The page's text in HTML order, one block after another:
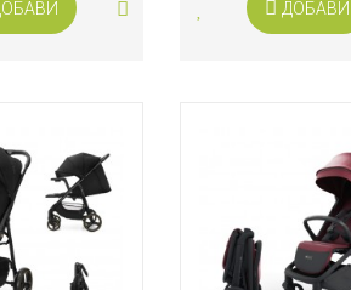
ДОБАВИ